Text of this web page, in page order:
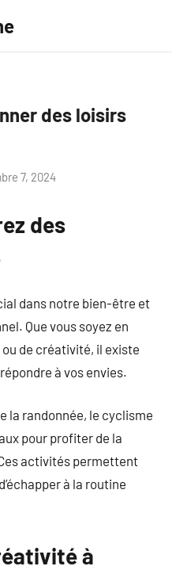
des loisirs
7, 2024
des
dans notre bien-être et
Que vous soyez en
de créativité, il existe
à vos envies.
la randonnée, le cyclisme
pour profiter de la
activités permettent
à la routine
à